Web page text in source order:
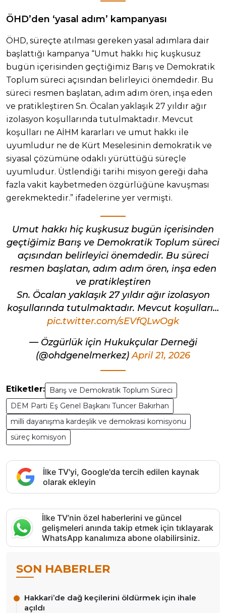
ÖHD’den ‘yasal adım’ kampanyası
ÖHD, süreçte atılması gereken yasal adımlara dair
başlattığı kampanya “Umut hakkı hiç kuşkusuz
bugün içerisinden geçtiğimiz Barış ve Demokratik
Toplum süreci açısından belirleyici önemdedir. Bu
süreci resmen başlatan, adım adım ören, inşa eden
ve pratikleştiren Sn. Öcalan yaklaşık 27 yıldır ağır
izolasyon koşullarında tutulmaktadır. Mevcut
koşulları ne AİHM kararları ve umut hakkı ile
uyumludur ne de Kürt Meselesinin demokratik ve
siyasal çözümüne odaklı yürüttüğü süreçle
uyumludur. Üstlendiği tarihi misyon gereği daha
fazla vakit kaybetmeden özgürlüğüne kavuşması
gerekmektedir.” ifadelerine yer vermişti.
Umut hakkı hiç kuşkusuz bugün içerisinden
geçtiğimiz Barış ve Demokratik Toplum süreci
açısından belirleyici önemdedir. Bu süreci
resmen başlatan, adım adım ören, inşa eden
ve pratikleştiren
Sn. Öcalan yaklaşık 27 yıldır ağır izolasyon
koşullarında tutulmaktadır. Mevcut koşulları…
pic.twitter.com/sEVfQLwOgk
— Özgürlük için Hukukçular Derneği
(@ohdgenelmerkez)April 21, 2026
Etiketler:
Barış ve Demokratik Toplum Süreci
DEM Parti Eş Genel Başkanı Tuncer Bakırhan
milli dayanışma kardeşlik ve demokrasi komisyonu
süreç komisyon
İlke TV'yi, Google'da tercih edilen kaynak
olarak ekleyin
İlke TV’nin özel haberlerini ve güncel
gelişmeleri anında takip etmek için tıklayarak
WhatsApp kanalımıza abone olabilirsiniz.
SON HABERLER
Hakkari’de dağ keçilerini öldürmek için ihale
açıldı